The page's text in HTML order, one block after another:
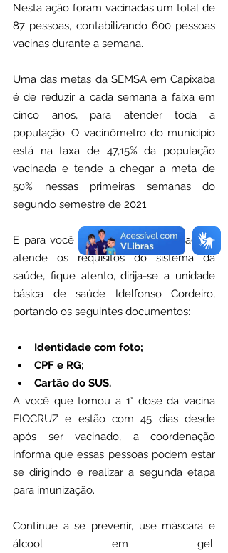
Nesta ação foram vacinadas um total de
87 pessoas, contabilizando 600 pessoas
vacinas durante a semana.
Uma das metas da SEMSA em Capixaba
é de reduzir a cada semana a faixa em
cinco anos, para atender toda a
população. O vacinômetro do município
está na taxa de 47,15% da população
vacinada e tende a chegar a meta de
50% nessas primeiras semanas do
segundo semestre de 2021.
E para você que deseja ser vacinado e
atende os requisitos do sistema da
saúde, fique atento, dirija-se a unidade
básica de saúde Idelfonso Cordeiro,
portando os seguintes documentos:
Identidade com foto;
CPF e RG;
Cartão do SUS.
A você que tomou a 1° dose da vacina
FIOCRUZ e estão com 45 dias desde
após ser vacinado, a coordenação
informa que essas pessoas podem estar
se dirigindo e realizar a segunda etapa
para imunização.
Continue a se prevenir, use máscara e